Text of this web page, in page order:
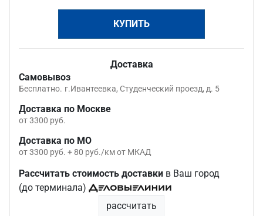
КУПИТЬ
Доставка
Самовывоз
Бесплатно. г.Ивантеевка, Студенческий проезд, д. 5
Доставка по Москве
от 3300 руб.
Доставка по МО
от 3300 руб. + 80 руб./км от МКАД
Рассчитать стоимость доставки в Ваш город
(до терминала)
рассчитать